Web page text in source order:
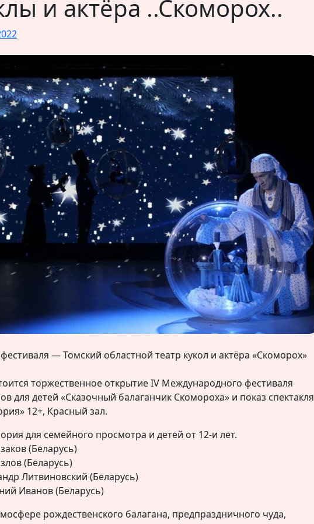
и актёра ..Скоморох..
— Томский областной театр кукол и актёра «Скоморох»
торжественное открытие IV Международного фестиваля
для детей «Сказочный балаганчик Скомороха» и показ спектакля
12+, Красный зал.
для семейного просмотра и детей от 12-и лет.
(Беларусь)
(Беларусь)
Литвиновский (Беларусь)
Иванов (Беларусь)
рождественского балагана, предпраздничного чуда,